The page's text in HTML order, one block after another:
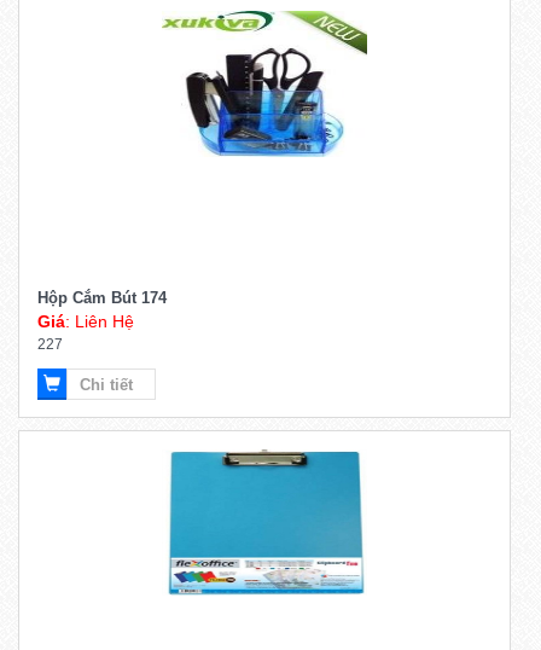
Hộp Cắm Bút 174
Giá: Liên Hệ
227
Chi tiết